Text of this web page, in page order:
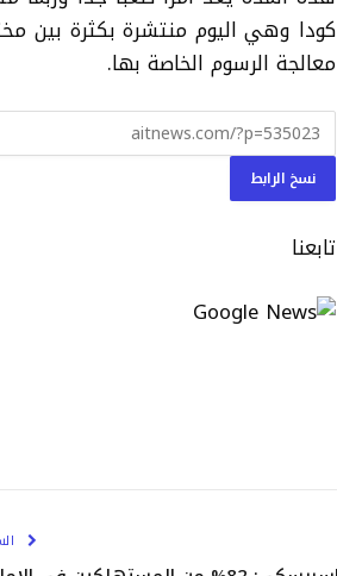
كودا وهي اليوم منتشرة بكثرة بين
معالجة الرسوم الخاصة بها.
نسخ الرابط
تابعنا